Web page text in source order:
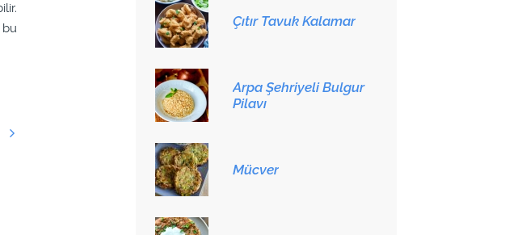
Çıtır Tavuk Kalamar
Arpa Şehriyeli Bulgur
Pilavı
Mücver